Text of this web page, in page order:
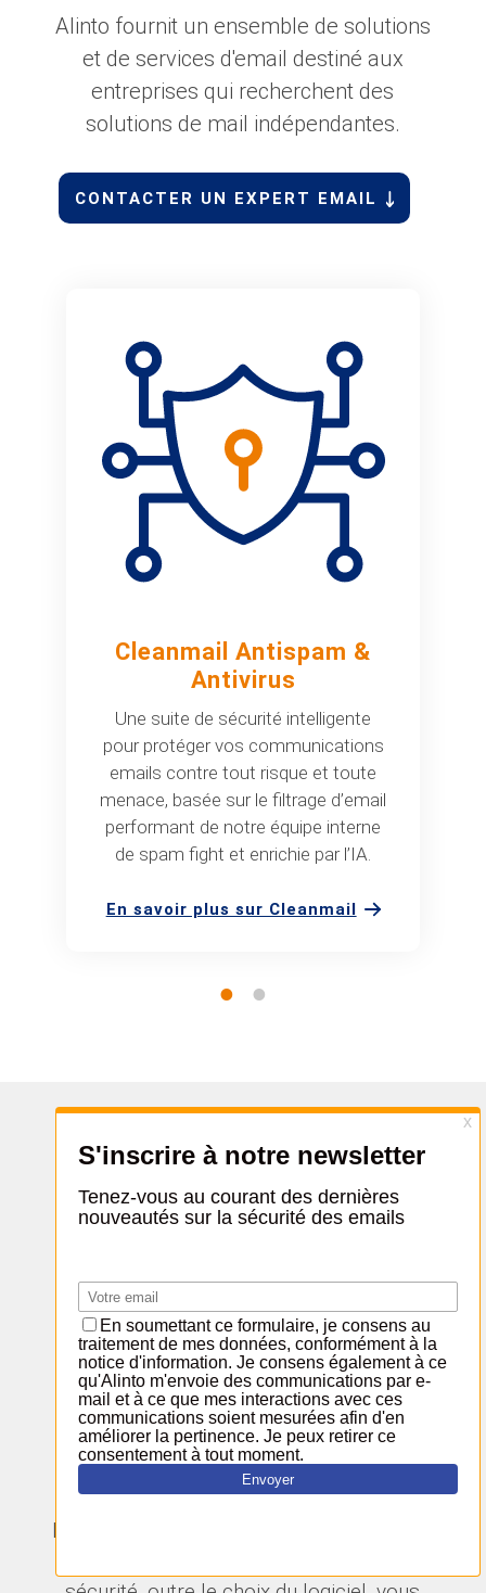
Alinto fournit un ensemble de solutions
et de services d'email destiné aux
entreprises qui recherchent des
solutions de mail indépendantes.
CONTACTER UN EXPERT EMAIL
Cleanmail Antispam &
Antivirus
Une suite de sécurité intelligente
pour protéger vos communications
emails contre tout risque et toute
menace, basée sur le filtrage d’email
performant de notre équipe interne
de spam fight et enrichie par l’IA.
En savoir plus sur Cleanmail
Installation & Déploiement
avez le choix ! En tant que spécialiste
expérimenté de solutions logicielles et
d'hébergement dans le cloud, nous
offrons une flexibilité totale et nous
nous adaptons à vos priorités.
Lorsque vous décidez de vous doter d’un
logiciel pour gérer le courrier électronique